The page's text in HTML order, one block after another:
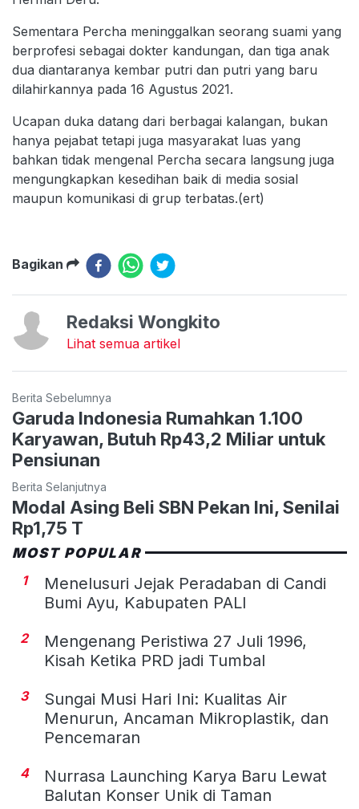
Sementara Percha meninggalkan seorang suami yang
berprofesi sebagai dokter kandungan, dan tiga anak
dua diantaranya kembar putri dan putri yang baru
dilahirkannya pada 16 Agustus 2021.
Ucapan duka datang dari berbagai kalangan, bukan
hanya pejabat tetapi juga masyarakat luas yang
bahkan tidak mengenal Percha secara langsung juga
mengungkapkan kesedihan baik di media sosial
maupun komunikasi di grup terbatas.(ert)
Bagikan
Redaksi Wongkito
Lihat semua artikel
Berita Sebelumnya
Garuda Indonesia Rumahkan 1.100
Karyawan, Butuh Rp43,2 Miliar untuk
Pensiunan
Berita Selanjutnya
Modal Asing Beli SBN Pekan Ini, Senilai
Rp1,75 T
MOST POPULAR
1
Menelusuri Jejak Peradaban di Candi
Bumi Ayu, Kabupaten PALI
2
Mengenang Peristiwa 27 Juli 1996,
Kisah Ketika PRD jadi Tumbal
3
Sungai Musi Hari Ini: Kualitas Air
Menurun, Ancaman Mikroplastik, dan
Pencemaran
4
Nurrasa Launching Karya Baru Lewat
Balutan Konser Unik di Taman